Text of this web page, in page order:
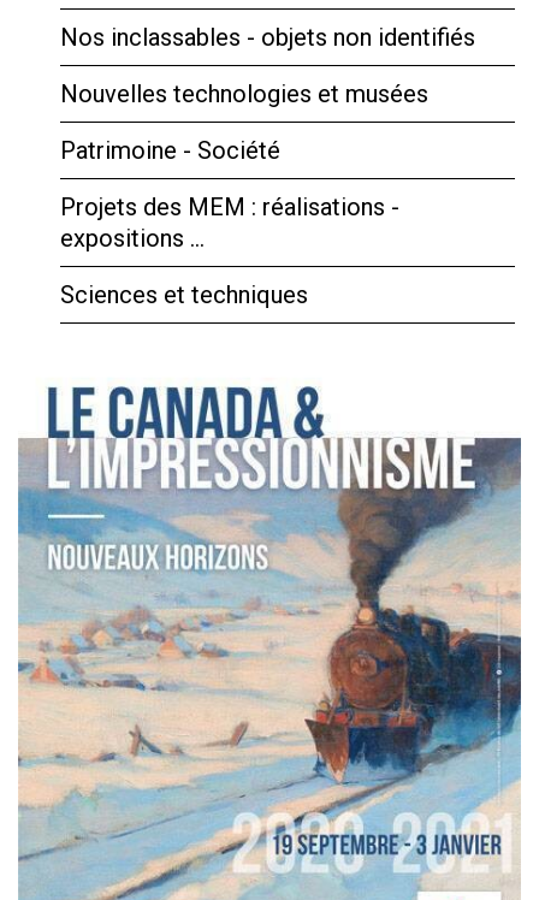
Nos inclassables - objets non identifiés
Nouvelles technologies et musées
Patrimoine - Société
Projets des MEM : réalisations -
expositions …
Sciences et techniques